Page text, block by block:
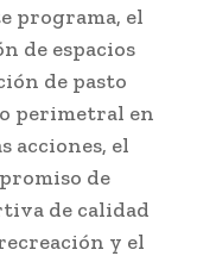
programa, el
de espacios
de pasto
perimetral en
acciones, el
de
de calidad
y el